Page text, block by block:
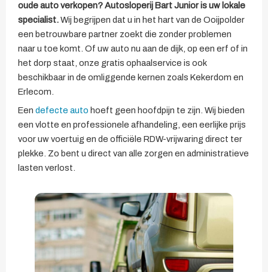
oude auto verkopen? Autosloperij Bart Junior is uw lokale
specialist.Wij begrijpen dat u in het hart van de Ooijpolder
een betrouwbare partner zoekt die zonder problemen
naar u toe komt. Of uw auto nu aan de dijk, op een erf of in
het dorp staat, onze gratis ophaalservice is ook
beschikbaar in de omliggende kernen zoals Kekerdom en
Erlecom.
Een defecte auto hoeft geen hoofdpijn te zijn. Wij bieden
een vlotte en professionele afhandeling, een eerlijke prijs
voor uw voertuig en de officiële RDW-vrijwaring direct ter
plekke. Zo bent u direct van alle zorgen en administratieve
lasten verlost.